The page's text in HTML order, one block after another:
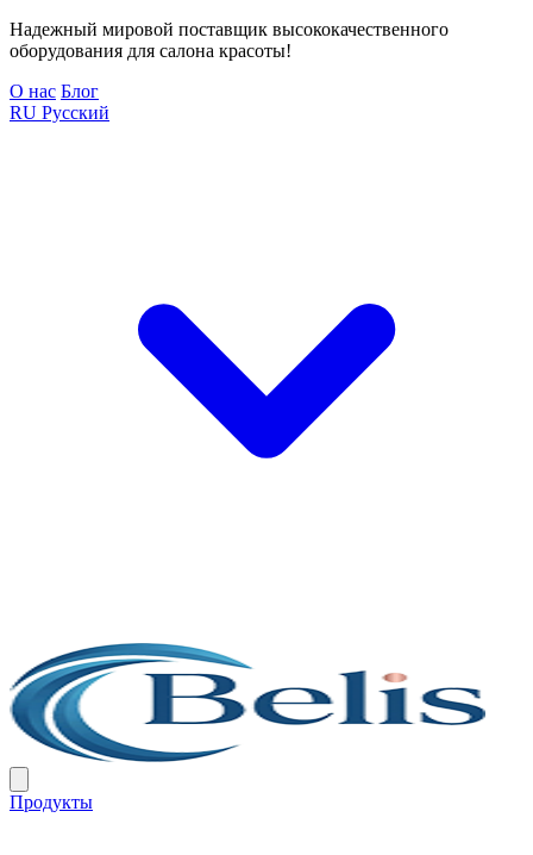
Надежный мировой поставщик высококачественного
оборудования для салона красоты!
О нас Блог
RU Русский
Продукты